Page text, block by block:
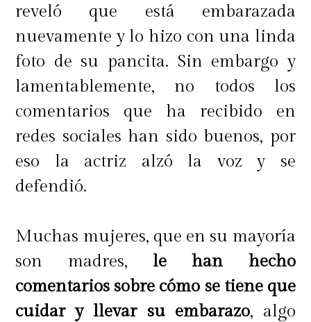
reveló que está embarazada
nuevamente y lo hizo con una linda
foto de su pancita. Sin embargo y
lamentablemente, no todos los
comentarios que ha recibido en
redes sociales han sido buenos, por
eso la actriz alzó la voz y se
defendió.
Muchas mujeres, que en su mayoría
son madres, le han hecho
comentarios sobre cómo se tiene que
cuidar y llevar su embarazo, algo